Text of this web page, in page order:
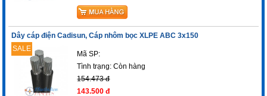
Dây cáp điện Cadisun, Cáp nhôm bọc XLPE ABC 3x150
SALE
Mã SP:
Tình trạng:Còn hàng
154.473 đ
143.500 đ